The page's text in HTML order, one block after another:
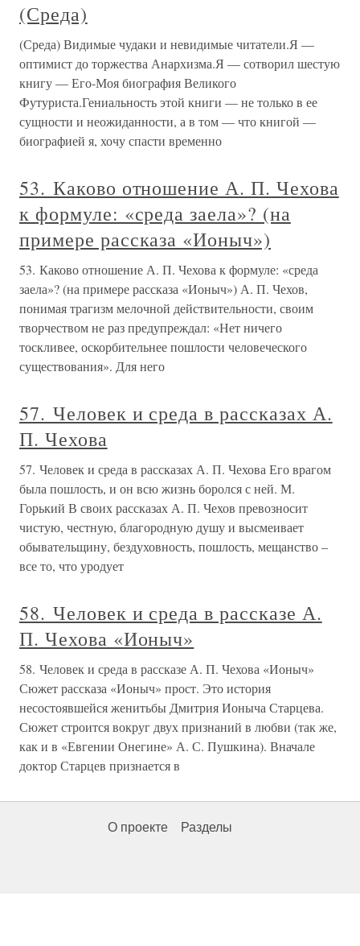
(Среда)
(Среда) Видимые чудаки и невидимые читатели.Я —
оптимист до торжества Анархизма.Я — сотворил шестую
книгу — Его-Моя биография Великого
Футуриста.Гениальность этой книги — не только в ее
сущности и неожиданности, а в том — что книгой —
биографией я, хочу спасти временно
53. Каково отношение А. П. Чехова
к формуле: «среда заела»? (на
примере рассказа «Ионыч»)
53. Каково отношение А. П. Чехова к формуле: «среда
заела»? (на примере рассказа «Ионыч») А. П. Чехов,
понимая трагизм мелочной действительности, своим
творчеством не раз предупреждал: «Нет ничего
тоскливее, оскорбительнее пошлости человеческого
существования». Для него
57. Человек и среда в рассказах А.
П. Чехова
57. Человек и среда в рассказах А. П. Чехова Его врагом
была пошлость, и он всю жизнь боролся с ней. М.
Горький В своих рассказах А. П. Чехов превозносит
чистую, честную, благородную душу и высмеивает
обывательщину, бездуховность, пошлость, мещанство –
все то, что уродует
58. Человек и среда в рассказе А.
П. Чехова «Ионыч»
58. Человек и среда в рассказе А. П. Чехова «Ионыч»
Сюжет рассказа «Ионыч» прост. Это история
несостоявшейся женитьбы Дмитрия Ионыча Старцева.
Сюжет строится вокруг двух признаний в любви (так же,
как и в «Евгении Онегине» А. С. Пушкина). Вначале
доктор Старцев признается в
О проекте Разделы